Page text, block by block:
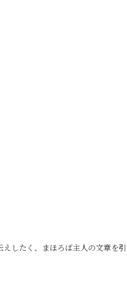
したく、まほろば主人の文章を引